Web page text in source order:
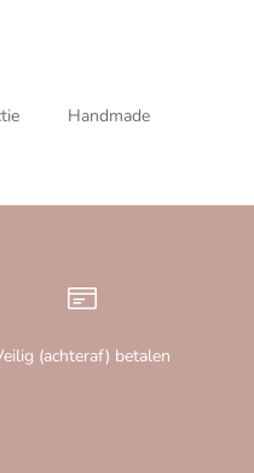
Handmade
(achteraf) betalen